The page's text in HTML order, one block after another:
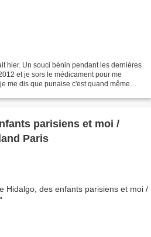
hier. Un souci bénin pendant les dernières
et je sors le médicament pour me
me dis que punaise c'est quand même
parisiens et moi /
Paris